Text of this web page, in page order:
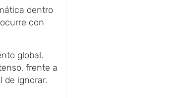
dentro
con
global.
frente a
ignorar.